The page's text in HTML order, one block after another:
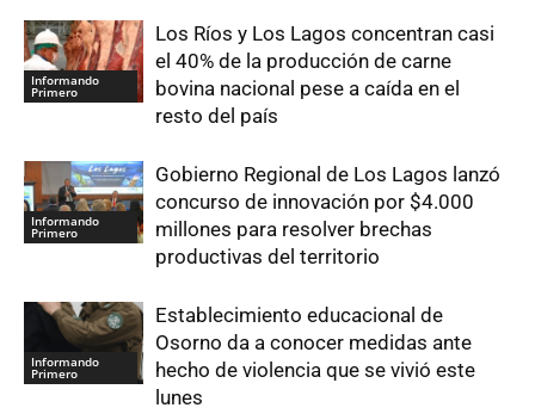
Informando
Primero
Los Ríos y Los Lagos concentran casi
el 40% de la producción de carne
bovina nacional pese a caída en el
resto del país
Informando
Primero
Gobierno Regional de Los Lagos lanzó
concurso de innovación por $4.000
millones para resolver brechas
productivas del territorio
Informando
Primero
Establecimiento educacional de
Osorno da a conocer medidas ante
hecho de violencia que se vivió este
lunes